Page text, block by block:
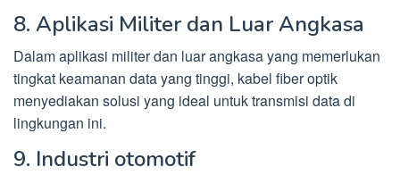
8. Aplikasi Militer dan Luar Angkasa
Dalam aplikasi militer dan luar angkasa yang memerlukan
tingkat keamanan data yang tinggi, kabel fiber optik
menyediakan solusi yang ideal untuk transmisi data di
lingkungan ini.
9. Industri otomotif